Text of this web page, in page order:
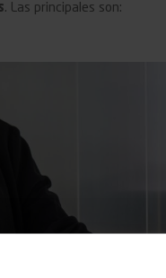
. Las principales son: